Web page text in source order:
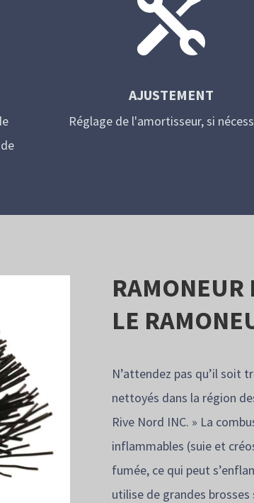

AJUSTEMENT
Réglage de l'amortisseur, si
RAMONEUR
LE
N’attendez pas qu’il soit
nettoyés dans la région
Rive Nord INC. » La
inflammables (suie et
fumée, ce qui peut
utilise de grandes